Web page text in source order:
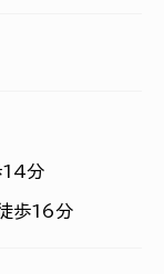
14分
歩16分